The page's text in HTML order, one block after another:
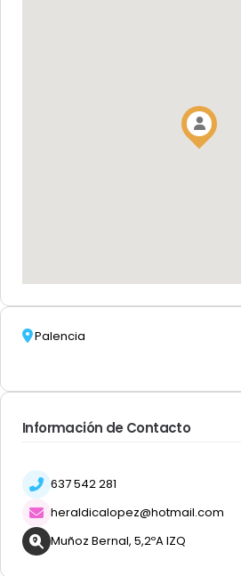
Palencia
Información de Contacto
637 542 281
heraldicalopez@hotmail.com
Muñoz Bernal, 5,2ºA IZQ